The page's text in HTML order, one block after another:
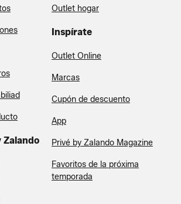
Zalando
Outlet hogar
Inspírate
Outlet Online
Marcas
Cupón de descuento
App
Privé by Zalando Magazine
Favoritos de la próxima
temporada